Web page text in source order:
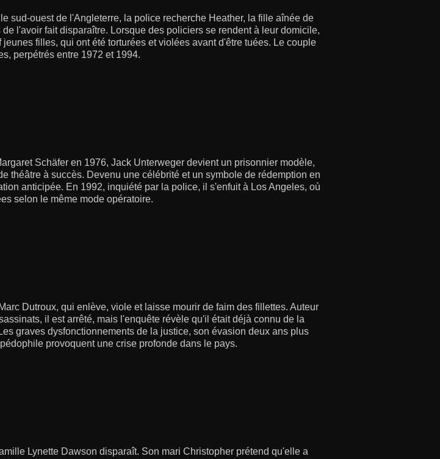
sud-ouest de l'Angleterre, la police recherche Heather, la fille aînée de
l'avoir fait disparaître. Lorsque des policiers se rendent à leur domicile,
filles, qui ont été torturées et violées avant d'être tuées. Le couple
perpétrés entre 1972 et 1994.
Schäfer en 1976, Jack Unterweger devient un prisonnier modèle,
théâtre à succès. Devenu une célébrité et un symbole de rédemption en
anticipée. En 1992, inquiété par la police, il s'enfuit à Los Angeles, où
selon le même mode opératoire.
Dutroux, qui enlève, viole et laisse mourir de faim des fillettes. Auteur
il est arrêté, mais l'enquête révèle qu'il était déjà connu de la
graves dysfonctionnements de la justice, son évasion deux ans plus
provoquent une crise profonde dans le pays.
Lynette Dawson disparaît. Son mari Christopher prétend qu'elle a